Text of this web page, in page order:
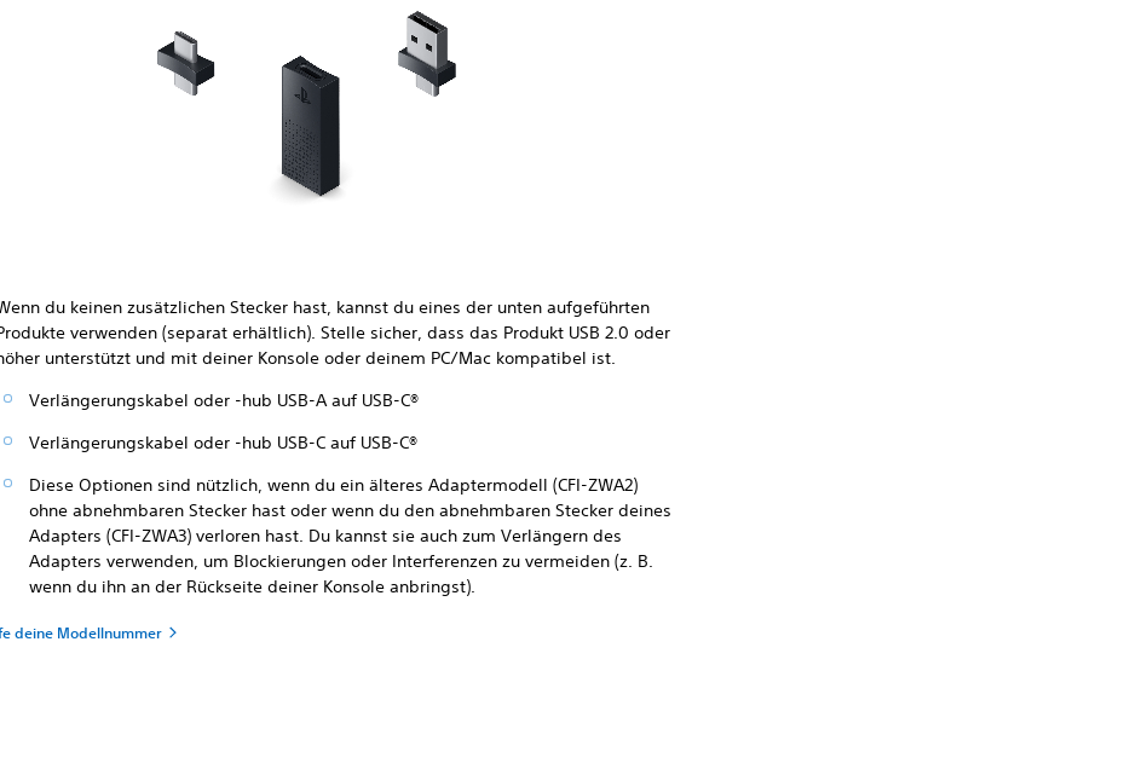
du keinen zusätzlichen Stecker hast, kannst du eines der unten aufgeführten
verwenden (separat erhältlich). Stelle sicher, dass das Produkt USB 2.0 oder
unterstützt und mit deiner Konsole oder deinem PC/Mac kompatibel ist.
Verlängerungskabel oder -hub USB-A auf USB-C®
Verlängerungskabel oder -hub USB-C auf USB-C®
Diese Optionen sind nützlich, wenn du ein älteres Adaptermodell (CFI-ZWA2)
ohne abnehmbaren Stecker hast oder wenn du den abnehmbaren Stecker deines
Adapters (CFI-ZWA3) verloren hast. Du kannst sie auch zum Verlängern des
Adapters verwenden, um Blockierungen oder Interferenzen zu vermeiden (z. B.
wenn du ihn an der Rückseite deiner Konsole anbringst).
deine Modellnummer